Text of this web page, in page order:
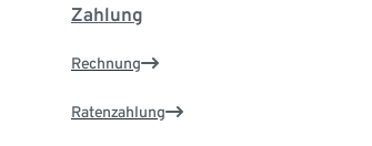
Zahlung
Rechnung
Ratenzahlung